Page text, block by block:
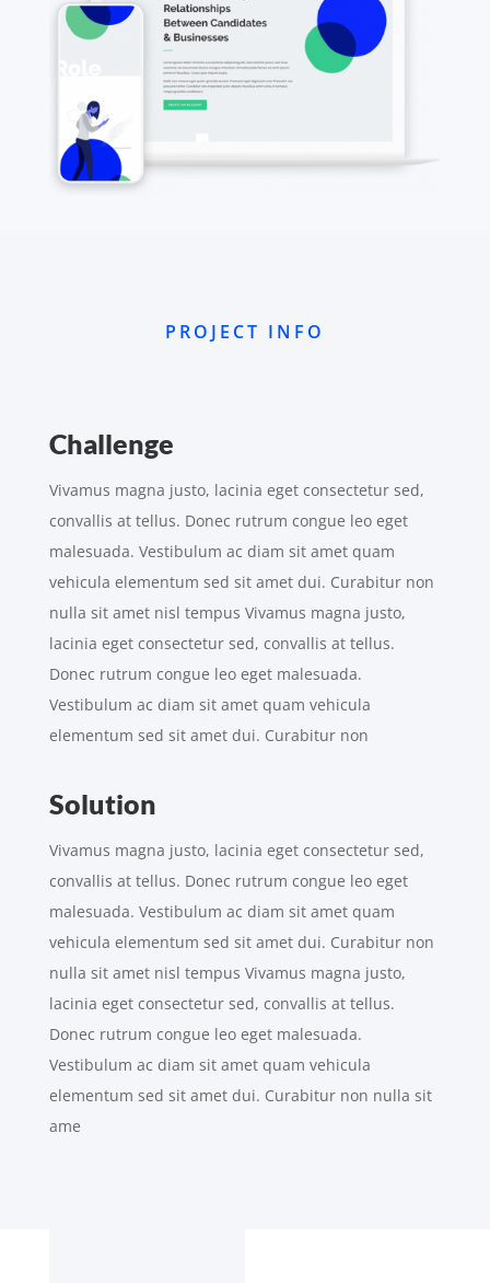
PROJECT INFO
Challenge
Vivamus magna justo, lacinia eget consectetur sed,
convallis at tellus. Donec rutrum congue leo eget
malesuada. Vestibulum ac diam sit amet quam
vehicula elementum sed sit amet dui. Curabitur non
nulla sit amet nisl tempus Vivamus magna justo,
lacinia eget consectetur sed, convallis at tellus.
Donec rutrum congue leo eget malesuada.
Vestibulum ac diam sit amet quam vehicula
elementum sed sit amet dui. Curabitur non
Solution
Vivamus magna justo, lacinia eget consectetur sed,
convallis at tellus. Donec rutrum congue leo eget
malesuada. Vestibulum ac diam sit amet quam
vehicula elementum sed sit amet dui. Curabitur non
nulla sit amet nisl tempus Vivamus magna justo,
lacinia eget consectetur sed, convallis at tellus.
Donec rutrum congue leo eget malesuada.
Vestibulum ac diam sit amet quam vehicula
elementum sed sit amet dui. Curabitur non nulla sit
ame